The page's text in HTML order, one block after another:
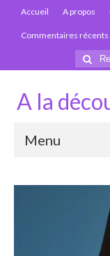
Accueil A propos
Commentaires récents
:
A la
Menu
Carte
Thaïlande